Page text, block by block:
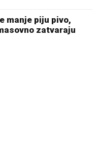
manje piju pivo,
zatvaraju